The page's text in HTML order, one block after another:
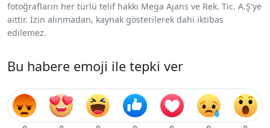
fotoğrafların her türlü telif hakkı Mega Ajans ve Rek. Tic. A.Ş'ye
aittir. İzin alınmadan, kaynak gösterilerek dahi iktibas
edilemez.
Bu habere emoji ile tepki ver